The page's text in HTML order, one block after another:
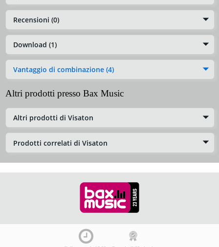
Recensioni (0)
Download (1)
Vantaggio di combinazione (4)
Altri prodotti presso Bax Music
Altri prodotti di Visaton
Prodotti correlati di Visaton